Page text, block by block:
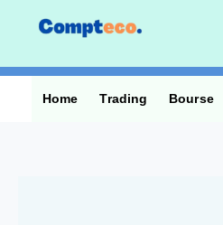
Home Trading Bourse